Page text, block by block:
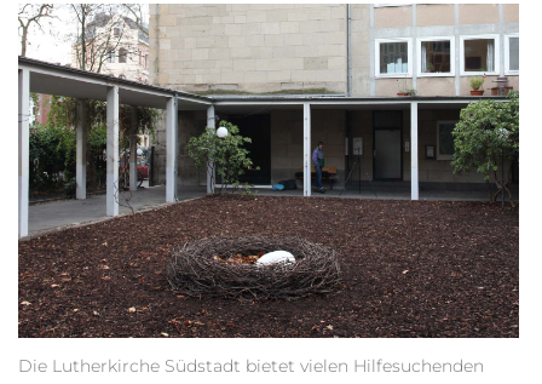
Die Lutherkirche Südstadt bietet vielen Hilfesuchenden